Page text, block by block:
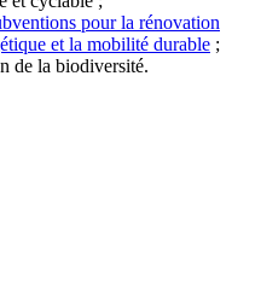
pour la rénovation
et la mobilité durable ;
de la biodiversité.